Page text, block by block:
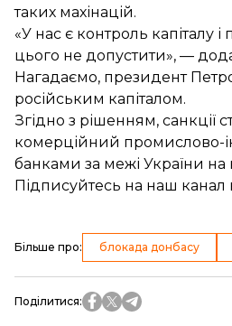
таких махінацій.
«У нас є контроль капіталу
цього не допустити», —
Нагадаємо, президент
російським капіталом.
Згідно з рішенням, санкції
комерційний промислово-
банками за межі України на
Підписуйтесь на наш канал
Більше про: блокада донбасу
Поділитися: